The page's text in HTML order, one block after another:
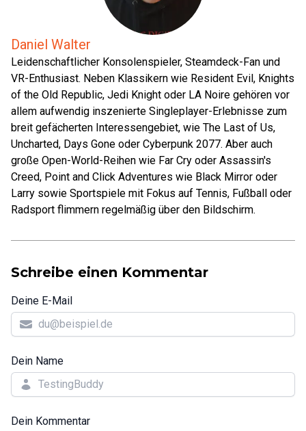
Daniel Walter
Leidenschaftlicher Konsolenspieler, Steamdeck-Fan und
VR-Enthusiast. Neben Klassikern wie Resident Evil, Knights
of the Old Republic, Jedi Knight oder LA Noire gehören vor
allem aufwendig inszenierte Singleplayer-Erlebnisse zum
breit gefächerten Interessengebiet, wie The Last of Us,
Uncharted, Days Gone oder Cyberpunk 2077. Aber auch
große Open-World-Reihen wie Far Cry oder Assassin's
Creed, Point and Click Adventures wie Black Mirror oder
Larry sowie Sportspiele mit Fokus auf Tennis, Fußball oder
Radsport flimmern regelmäßig über den Bildschirm.
Schreibe einen Kommentar
Deine E-Mail
Dein Name
Dein Kommentar